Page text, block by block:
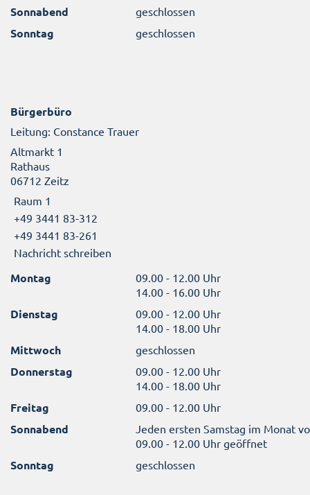
Sonnabend geschlossen
Sonntag geschlossen
Bürgerbüro
Leitung: Constance Trauer
Altmarkt 1
Rathaus
06712 Zeitz
Raum 1
+49 3441 83-312
+49 3441 83-261
Nachricht schreiben
Montag
09.00 - 12.00 Uhr
14.00 - 16.00 Uhr
Dienstag
09.00 - 12.00 Uhr
14.00 - 18.00 Uhr
Mittwoch geschlossen
Donnerstag
09.00 - 12.00 Uhr
14.00 - 18.00 Uhr
Freitag 09.00 - 12.00 Uhr
Sonnabend
Jeden ersten Samstag im Monat
09.00 - 12.00 Uhr geöffnet
Sonntag geschlossen